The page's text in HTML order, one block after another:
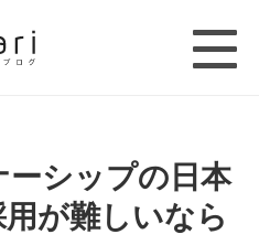
シップの日本
が難しいなら